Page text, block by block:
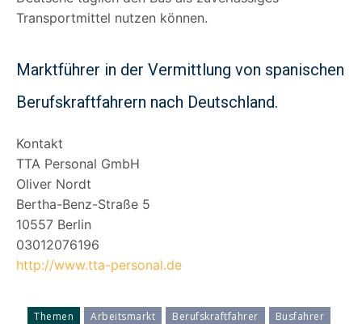
Transportmittel nutzen können.
Marktführer in der Vermittlung von spanischen
Berufskraftfahrern nach Deutschland.
Kontakt
TTA Personal GmbH
Oliver Nordt
Bertha-Benz-Straße 5
10557 Berlin
03012076196
http://www.tta-personal.de
Themen Arbeitsmarkt Berufskraftfahrer
Busfahrer